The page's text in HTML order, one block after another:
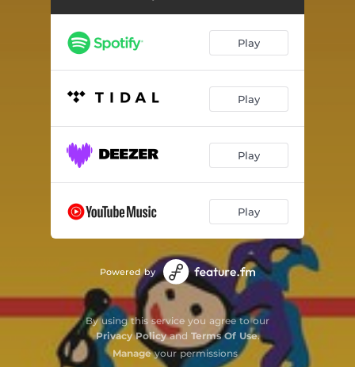
Cud w szafie 03:07
Pełny luz kochana mamo
Jezioro marzeń 03:42
Odbicia dwa 03:48
Został ślad 03:25
Play
Play
Play
Play
Powered by
By using this service you agree to our
Privacy Policyand Terms Of Use.
Manageyour permissions